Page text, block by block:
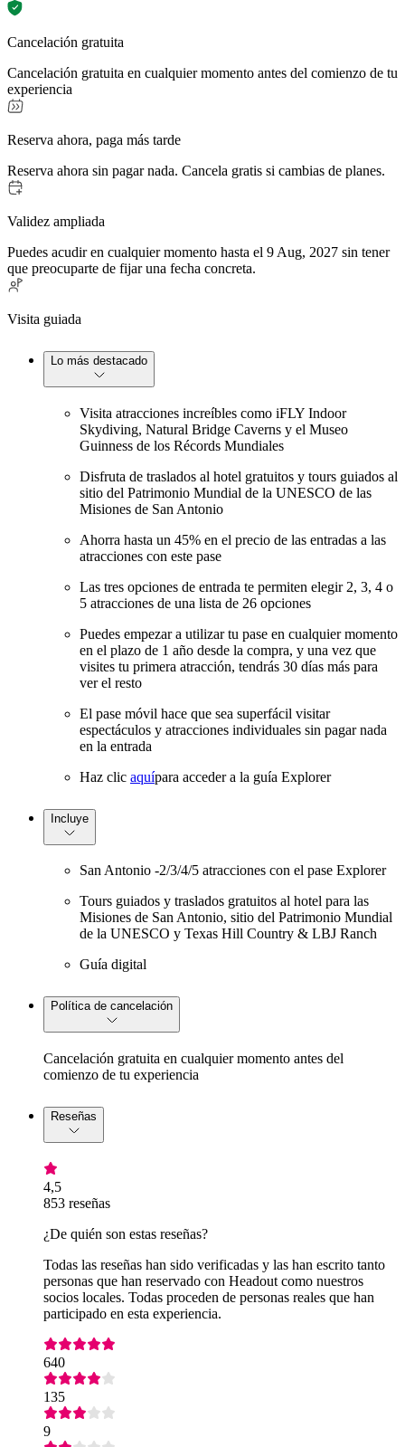
Cancelación gratuita
Cancelación gratuita en cualquier momento antes del comienzo de tu
experiencia
Reserva ahora, paga más tarde
Reserva ahora sin pagar nada. Cancela gratis si cambias de planes.
Validez ampliada
Puedes acudir en cualquier momento hasta el 9 Aug, 2027 sin tener
que preocuparte de fijar una fecha concreta.
Visita guiada
Lo más destacado
Visita atracciones increíbles como iFLY Indoor
Skydiving, Natural Bridge Caverns y el Museo
Guinness de los Récords Mundiales
Disfruta de traslados al hotel gratuitos y tours guiados al
sitio del Patrimonio Mundial de la UNESCO de las
Misiones de San Antonio
Ahorra hasta un 45% en el precio de las entradas a las
atracciones con este pase
Las tres opciones de entrada te permiten elegir 2, 3, 4 o
5 atracciones de una lista de 26 opciones
Puedes empezar a utilizar tu pase en cualquier momento
en el plazo de 1 año desde la compra, y una vez que
visites tu primera atracción, tendrás 30 días más para
ver el resto
El pase móvil hace que sea superfácil visitar
espectáculos y atracciones individuales sin pagar nada
en la entrada
Haz clic aquípara acceder a la guía Explorer
Incluye
San Antonio -2/3/4/5 atracciones con el pase Explorer
Tours guiados y traslados gratuitos al hotel para las
Misiones de San Antonio, sitio del Patrimonio Mundial
de la UNESCO y Texas Hill Country & LBJ Ranch
Guía digital
Política de cancelación
Cancelación gratuita en cualquier momento antes del
comienzo de tu experiencia
Reseñas
4,5
853 reseñas
¿De quién son estas reseñas?
Todas las reseñas han sido verificadas y las han escrito tanto
personas que han reservado con Headout como nuestros
socios locales. Todas proceden de personas reales que han
participado en esta experiencia.
640
135
9